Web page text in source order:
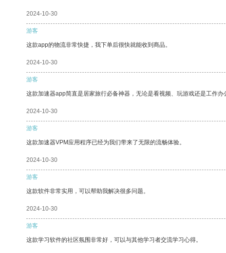
2024-10-30
游客
这款app的物流非常快捷，我下单后很快就能收到商品。
2024-10-30
游客
这款加速器app简直是居家旅行必备神器，无论是看视频、玩游戏还是工作
2024-10-30
游客
这款加速器VPM应用程序已经为我们带来了无限的流畅体验。
2024-10-30
游客
这款软件非常实用，可以帮助我解决很多问题。
2024-10-30
游客
这款学习软件的社区氛围非常好，可以与其他学习者交流学习心得。